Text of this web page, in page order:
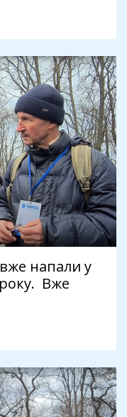
напали у
року. Вже